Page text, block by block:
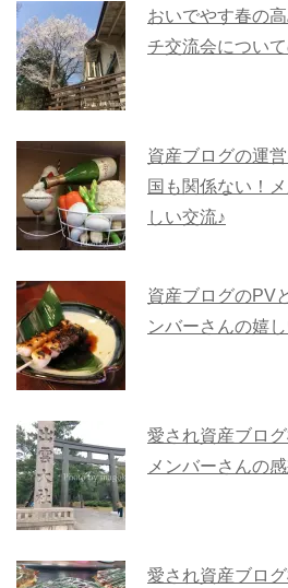
おいでやす春の
チ交流会につい
資産ブログの運
国も関係ない！
しい交流♪
資産ブログのPV
ンバーさんの嬉
愛され資産ブロ
メンバーさんの
愛され資産ブロ